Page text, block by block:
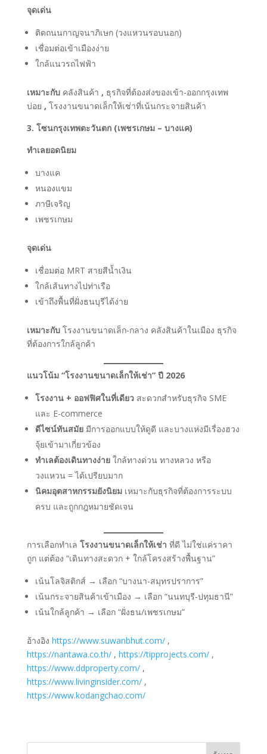
จุดเด่น
ติดถนนกาญจนาภิเษก (วงแหวนรอบนอก)
เชื่อมต่อเข้าเมืองง่าย
ใกล้แนวรถไฟฟ้า
เหมาะกับ คลังสินค้า , ธุรกิจที่ต้องส่งของเข้า-ออกกรุงเทพ
บ่อย , โรงงานขนาดเล็กให้เช่าที่เน้นกระจายสินค้า
3. โซนกรุงเทพตะวันตก (เพชรเกษม – บางแค)
ทำเลยอดนิยม
บางแค
หนองแขม
ภาษีเจริญ
เพชรเกษม
จุดเด่น
เชื่อมต่อ MRT สายสีน้ำเงิน
ใกล้เส้นทางไปท่าเรือ
เข้าถึงพื้นที่ฝั่งธนบุรีได้ง่าย
เหมาะกับ โรงงานขนาดเล็ก-กลาง คลังสินค้าในเมือง ธุรกิจ
ที่ต้องการใกล้ลูกค้า
แนวโน้ม “โรงงานขนาดเล็กให้เช่า” ปี 2026
โรงงาน + ออฟฟิศในที่เดียวสะดวกสำหรับธุรกิจ SME
และ E-commerce
ดีไซน์ทันสมัยมีการออกแบบให้ดูดี และบางแห่งมีเรื่องฮวง
จุ้ยเข้ามาเกี่ยวข้อง
ทำเลต้องเดินทางง่ายใกล้ทางด่วน ทางหลวง หรือ
วงแหวน = ได้เปรียบมาก
นิคมอุตสาหกรรมยังนิยมเหมาะกับธุรกิจที่ต้องการระบบ
ครบ และถูกกฎหมายชัดเจน
การเลือกทำเล โรงงานขนาดเล็กให้เช่า ที่ดี ไม่ใช่แค่ราคา
ถูก แต่ต้อง “เดินทางสะดวก + ใกล้โครงสร้างพื้นฐาน”
เน้นโลจิสติกส์ → เลือก “บางนา-สมุทรปราการ”
เน้นกระจายสินค้าเข้าเมือง → เลือก “นนทบุรี-ปทุมธานี”
เน้นใกล้ลูกค้า → เลือก “ฝั่งธน/เพชรเกษม”
อ้างอิง https://www.suwanbhut.com/,
https://nantawa.co.th/, https://tipprojects.com/,
https://www.ddproperty.com/,
https://www.livinginsider.com/,
https://www.kodangchao.com/